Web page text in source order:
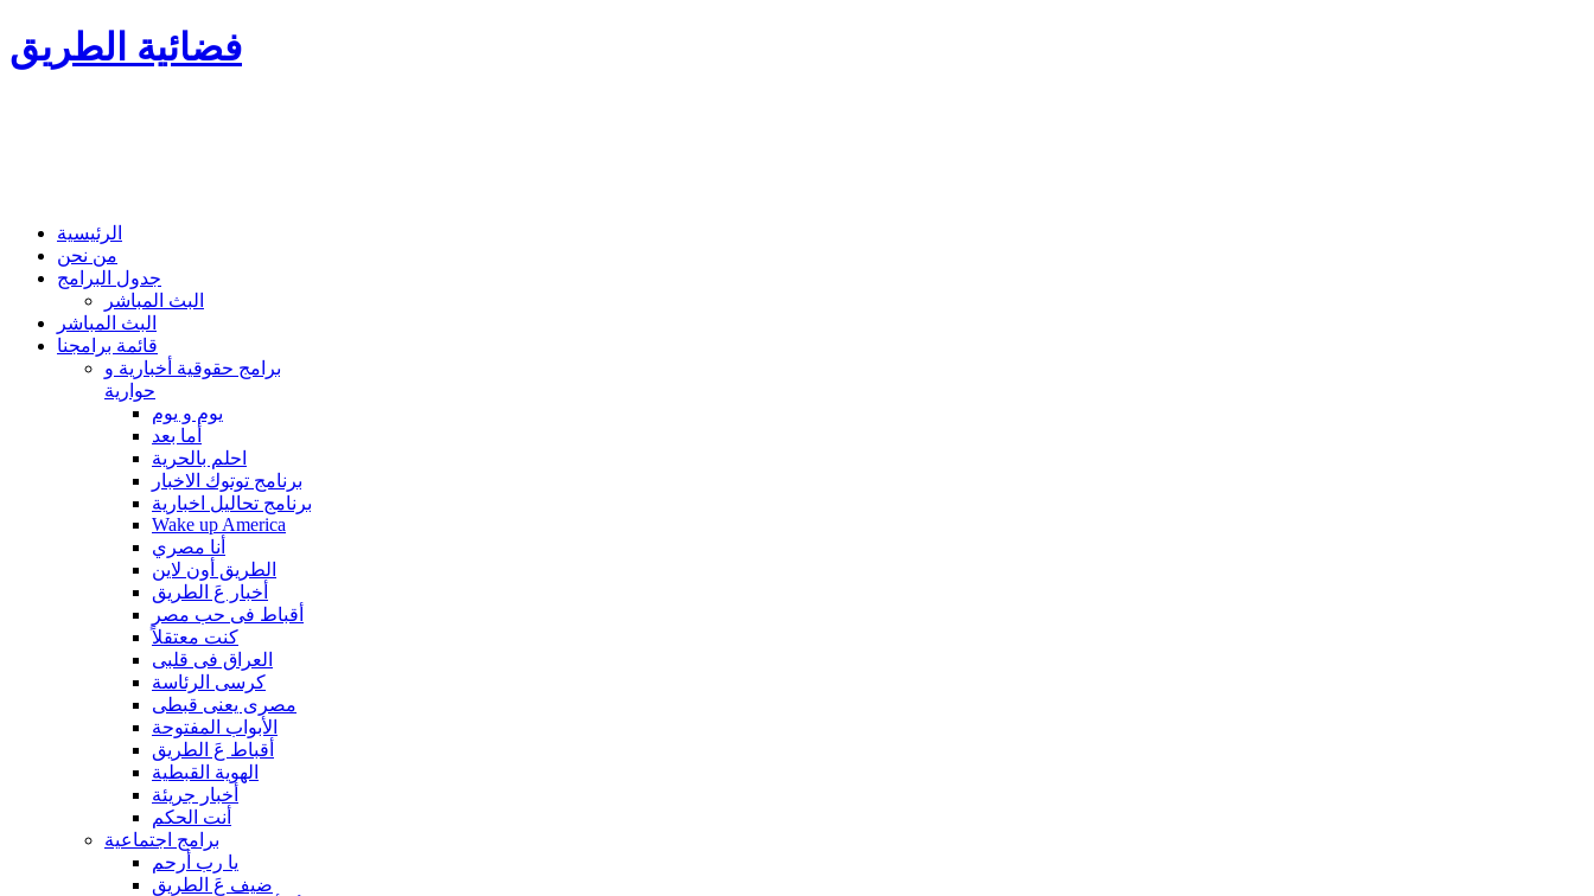
فضائية الطريق
الرئيسية
من نحن
جدول البرامج
البث المباشر
البث المباشر
قائمة برامجنا
برامج حقوقية أخبارية و
حوارية
يوم و يوم
أما بعد
احلم بالحرية
برنامج توتوك الاخبار
برنامج تحاليل اخبارية
Wake up America
أنا مصري
الطريق أون لاين
أخبار عَ الطريق
أقباط فى حب مصر
كنت معتقلاً
العراق فى قلبى
كرسى الرئاسة
مصرى يعنى قبطى
الأبواب المفتوحة
أقباط عَ الطريق
الهوية القبطية
أخبار جريئة
أنت الحكم
برامج اجتماعية
يا رب أرحم
ضيف عَ الطريق